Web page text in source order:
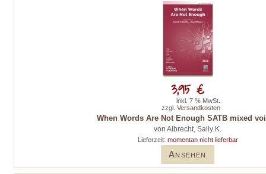
When Words Are Not Enough SATB mixed
von Albrecht, Sally K.
Lieferzeit: momentan nicht lieferbar
Ansehen
3,95 €
inkl. 7 % MwSt.
zzgl. Versandkosten